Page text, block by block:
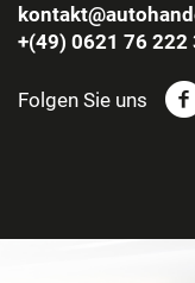
+(49) 0621 76 222
Folgen Sie uns